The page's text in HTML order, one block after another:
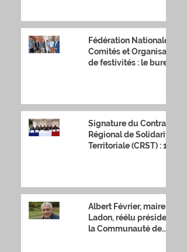
Fédération Nationale des
Comités et Organisateurs
de festivités : le bureau
Signature du Contrat
Régional de Solidarité
Territoriale (CRST) : 17
Albert Février, maire de
Ladon, réélu président de
la Communauté de